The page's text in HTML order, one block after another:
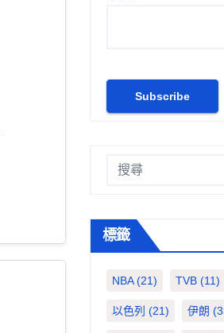
標籤
NBA(21) TVB (11)
以色列 (21) 伊朗